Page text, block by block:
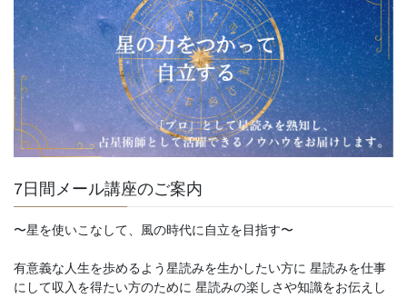
7日間メール講座のご案内
〜星を使いこなして、風の時代に自立を目指す〜
有意義な人生を歩めるよう星読みを生かしたい方に 星読みを仕事
にして収入を得たい方のために 星読みの楽しさや知識をお伝えし